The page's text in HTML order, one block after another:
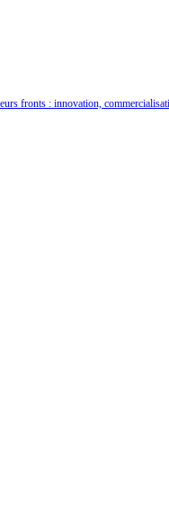
fronts : innovation,